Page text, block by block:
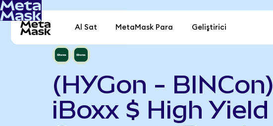
Al Sat MetaMask Para Geliştirici
(HYGon - BINCon)
iBoxx $ High Yield